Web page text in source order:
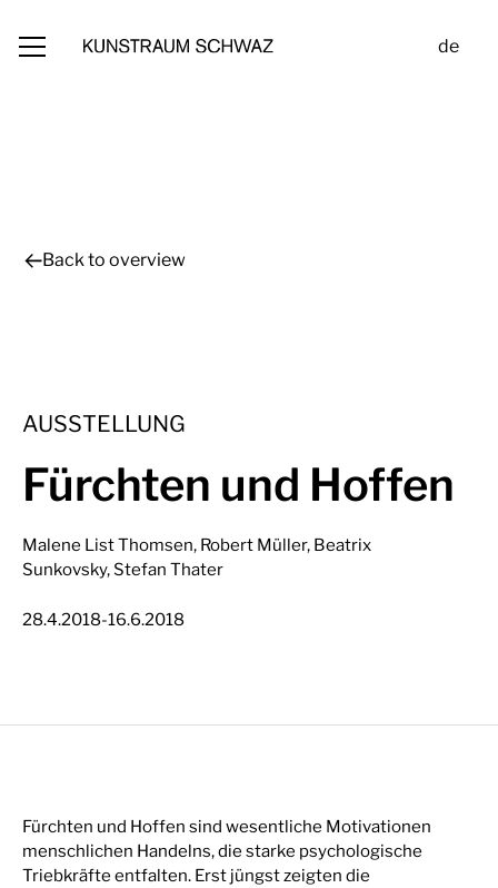
de
Back to overview
AUSSTELLUNG
Fürchten und Hoffen
Malene List Thomsen, Robert Müller, Beatrix
Sunkovsky, Stefan Thater
28.4.2018-16.6.2018
Fürchten und Hoffen sind wesentliche Motivationen
menschlichen Handelns, die starke psychologische
Triebkräfte entfalten. Erst jüngst zeigten die